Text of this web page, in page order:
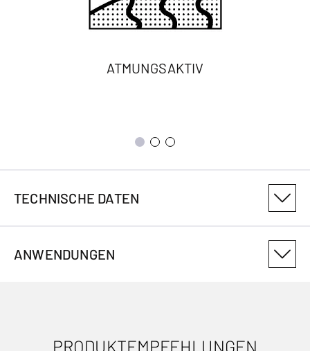
ATMUNGSAKTIV
TECHNISCHE DATEN
3019094401
WASSERABWEISEND
ANWENDUNGEN
ANWENDUNGEN
PRODUKTEMPFEHLUNGEN